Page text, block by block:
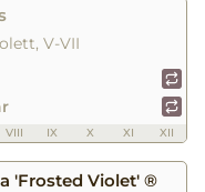
V-VII
VIII IX X XI XII
'Frosted Violet' ®